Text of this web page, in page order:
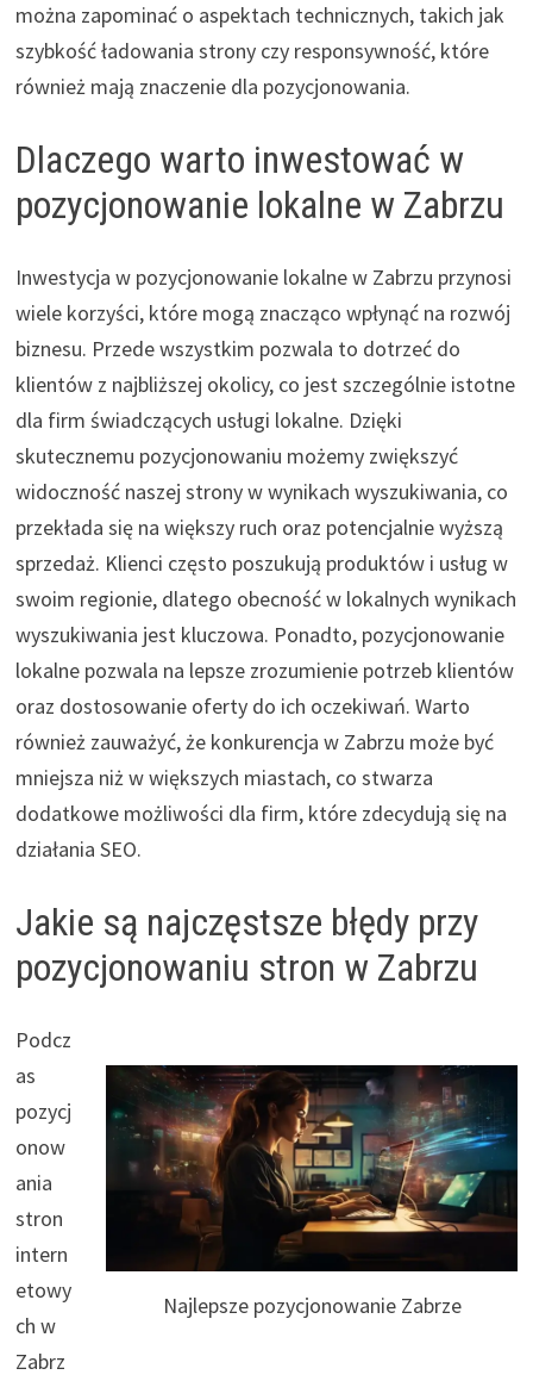
można zapominać o aspektach technicznych, takich jak
szybkość ładowania strony czy responsywność, które
również mają znaczenie dla pozycjonowania.
Dlaczego warto inwestować w
pozycjonowanie lokalne w Zabrzu
Inwestycja w pozycjonowanie lokalne w Zabrzu przynosi
wiele korzyści, które mogą znacząco wpłynąć na rozwój
biznesu. Przede wszystkim pozwala to dotrzeć do
klientów z najbliższej okolicy, co jest szczególnie istotne
dla firm świadczących usługi lokalne. Dzięki
skutecznemu pozycjonowaniu możemy zwiększyć
widoczność naszej strony w wynikach wyszukiwania, co
przekłada się na większy ruch oraz potencjalnie wyższą
sprzedaż. Klienci często poszukują produktów i usług w
swoim regionie, dlatego obecność w lokalnych wynikach
wyszukiwania jest kluczowa. Ponadto, pozycjonowanie
lokalne pozwala na lepsze zrozumienie potrzeb klientów
oraz dostosowanie oferty do ich oczekiwań. Warto
również zauważyć, że konkurencja w Zabrzu może być
mniejsza niż w większych miastach, co stwarza
dodatkowe możliwości dla firm, które zdecydują się na
działania SEO.
Jakie są najczęstsze błędy przy
pozycjonowaniu stron w Zabrzu
Najlepsze pozycjonowanie Zabrze
Podcz
as
pozycj
onow
ania
stron
intern
etowy
ch w
Zabrz